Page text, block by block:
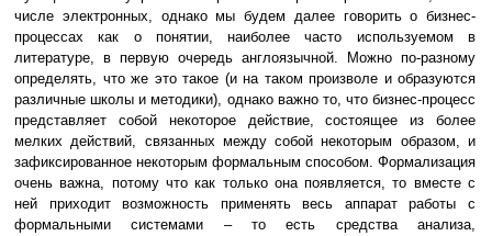
числе электронных, однако мы будем далее говорить о бизнес-
процессах как о понятии, наиболее часто используемом в
литературе, в первую очередь англоязычной. Можно по-разному
определять, что же это такое (и на таком произволе и образуются
различные школы и методики), однако важно то, что бизнес-процесс
представляет собой некоторое действие, состоящее из более
мелких действий, связанных между собой некоторым образом, и
зафиксированное некоторым формальным способом. Формализация
очень важна, потому что как только она появляется, то вместе с
ней приходит возможность применять весь аппарат работы с
формальными системами – то есть средства анализа,